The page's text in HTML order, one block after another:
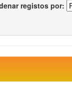
registos por: